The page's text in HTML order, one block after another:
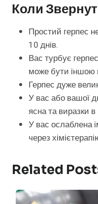
Коли
Простий герпес
10 днів.
Вас турбує
може бути
Герпес дуже
У вас або вашої
ясна та виразки в
У вас ослаблена
через
Related